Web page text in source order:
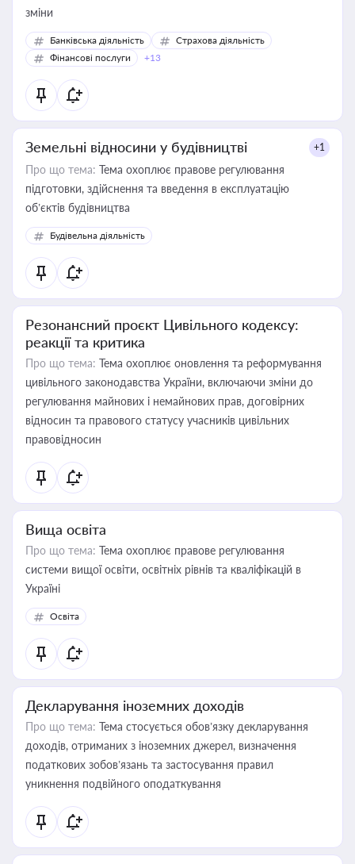
зміни
Банківська діяльність
Страхова діяльність
Фінансові послуги
+13
Земельні відносини у будівництві +1
Про що тема: Тема охоплює правове регулювання
підготовки, здійснення та введення в експлуатацію
об’єктів будівництва
Будівельна діяльність
Резонансний проєкт Цивільного кодексу:
реакції та критика
Про що тема: Тема охоплює оновлення та реформування
цивільного законодавства України, включаючи зміни до
регулювання майнових і немайнових прав, договірних
відносин та правового статусу учасників цивільних
правовідносин
Вища освіта
Про що тема: Тема охоплює правове регулювання
системи вищої освіти, освітніх рівнів та кваліфікацій в
Україні
Освіта
Декларування іноземних доходів
Про що тема: Тема стосується обов’язку декларування
доходів, отриманих з іноземних джерел, визначення
податкових зобов’язань та застосування правил
уникнення подвійного оподаткування